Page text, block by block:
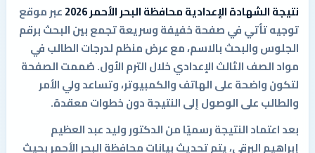
نتيجة الشهادة الإعدادية محافظة البحر الأحمر 2026
عبر موقع
توجيه تأتي في صفحة خفيفة وسريعة تجمع بين البحث برقم
الجلوس والبحث بالاسم، مع عرض منظم لدرجات الطالب في
مواد الصف الثالث الإعدادي خلال الترم الأول. صُممت الصفحة
لتكون واضحة على الهاتف والكمبيوتر، وتساعد ولي الأمر
والطالب على الوصول إلى النتيجة دون خطوات معقدة.
بعد اعتماد النتيجة رسميًا من الدكتور وليد عبد العظيم
إبراهيم البرقي، يتم تحديث بيانات محافظة البحر الأحمر بحيث